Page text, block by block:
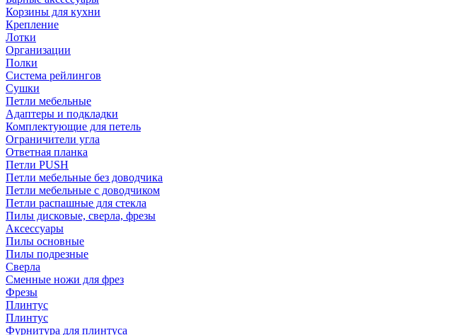
Корзины для кухни
Крепление
Лотки
Организации
Полки
Система рейлингов
Сушки
Петли мебельные
Адаптеры и подкладки
Комплектующие для петель
Ограничители угла
Ответная планка
Петли PUSH
Петли мебельные без доводчика
Петли мебельные с доводчиком
Петли распашные для стекла
Пилы дисковые, сверла, фрезы
Аксессуары
Пилы основные
Пилы подрезные
Сверла
Сменные ножи для фрез
Фрезы
Плинтус
Плинтус
Фурнитура для плинтуса